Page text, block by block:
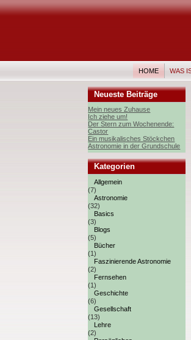
HOME WAS
Neueste Beiträge
Mein neues Zuhause
Ich ziehe um!
Der Stern zum Wochenende:
Castor
Ein musikalisches Stöckchen
Astronomie in der Grundschule
Kategorien
Allgemein
(7)
Astronomie
(32)
Basics
(3)
Blogs
(5)
Bücher
(1)
Faszinierende Astronomie
(2)
Fernsehen
(1)
Geschichte
(6)
Gesellschaft
(13)
Lehre
(2)